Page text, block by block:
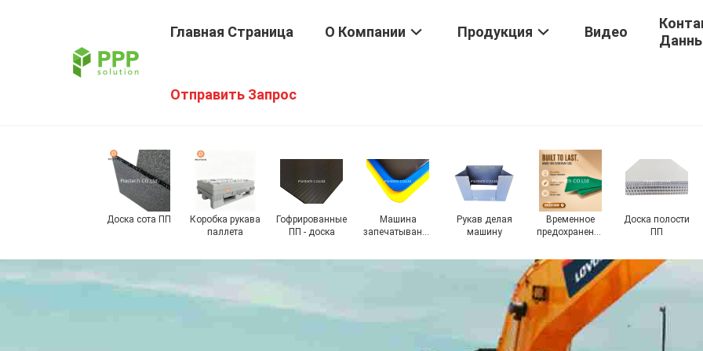
Главная Страница О Компании Продукция Видео
Отправить Запрос
Доска сота ПП
Коробка рукава
паллета
Гофрированные
ПП - доска
Машина
запечатывания
Рукав делая
машину
Временное
предохранение
Доска полости
ПП